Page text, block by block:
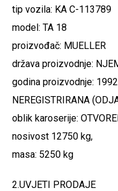
tip vozila: KA C-113789
model: TA 18
proizvođač: MUELLER
država proizvodnje:
godina proizvodnje: 1992
NEREGISTRIRANA
oblik karoserije:
nosivost 12750 kg,
masa: 5250 kg
2.UVJETI PRODAJE